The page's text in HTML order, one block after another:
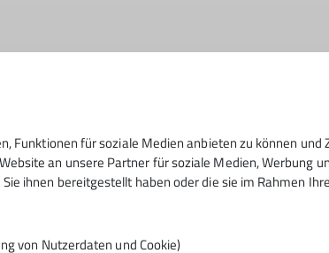
AlpinPlus und Senioren. Wir machen
Beisammensein, zum Besprechen
Tourenleiter und nicht über das
Anmeldung und VB: 23. JuliAnmeldung
Funktionen für soziale Medien anbieten zu können
an unsere Partner für soziale Medien, Werbung
ihnen bereitgestellt haben oder die sie im Rahmen
von Nutzerdaten und Cookie)